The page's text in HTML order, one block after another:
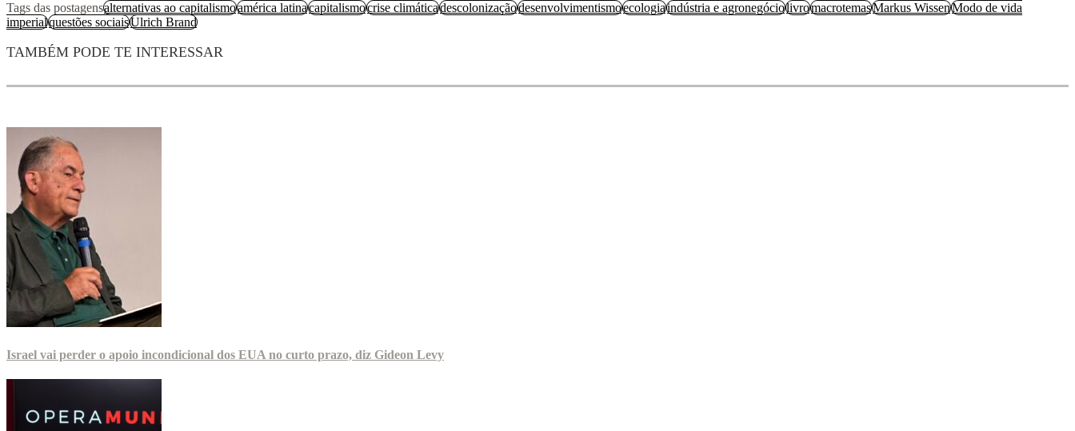
Tags das postagensalternativas ao capitalismoamérica latinacapitalismocrise climáticadescolonizaçãodesenvolvimentismoecologiaindústria e agronegóciolivromacrotemasMarkus WissenModo de vida
imperialquestões sociaisUlrich Brand
TAMBÉM PODE TE INTERESSAR
Israel vai perder o apoio incondicional dos EUA no curto prazo, diz Gideon Levy